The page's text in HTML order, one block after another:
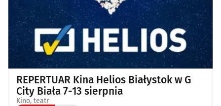
REPERTUAR Kina Helios Białystok w G
City Biała 7-13 sierpnia
Kino, teatr